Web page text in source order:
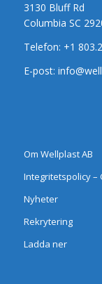
3130 Bluff Rd
Columbia SC
Telefon: +1
E-post:
Om Wellplast AB
Integritetspolicy –
Nyheter
Rekrytering
Ladda ner